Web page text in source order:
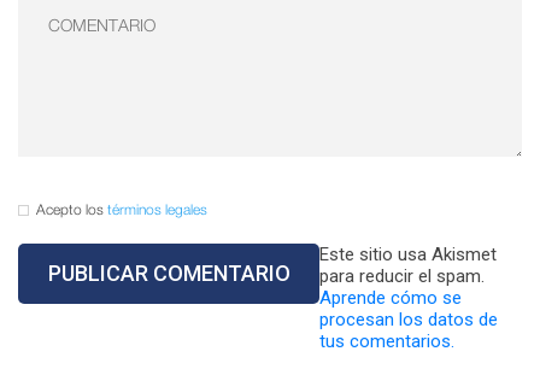
Acepto los términos legales
Este sitio usa Akismet
para reducir el spam.
Aprende cómo se
procesan los datos de
tus comentarios.